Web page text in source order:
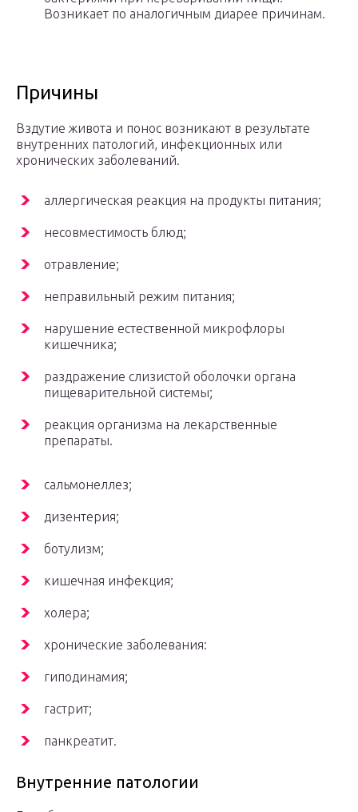
Возникает по аналогичным диарее причинам.
Причины
Вздутие живота и понос возникают в результате
внутренних патологий, инфекционных или
хронических заболеваний.
аллергическая реакция на продукты питания;
несовместимость блюд;
отравление;
неправильный режим питания;
нарушение естественной микрофлоры
кишечника;
раздражение слизистой оболочки органа
пищеварительной системы;
реакция организма на лекарственные
препараты.
сальмонеллез;
дизентерия;
ботулизм;
кишечная инфекция;
холера;
хронические заболевания:
гиподинамия;
гастрит;
панкреатит.
Внутренние патологии